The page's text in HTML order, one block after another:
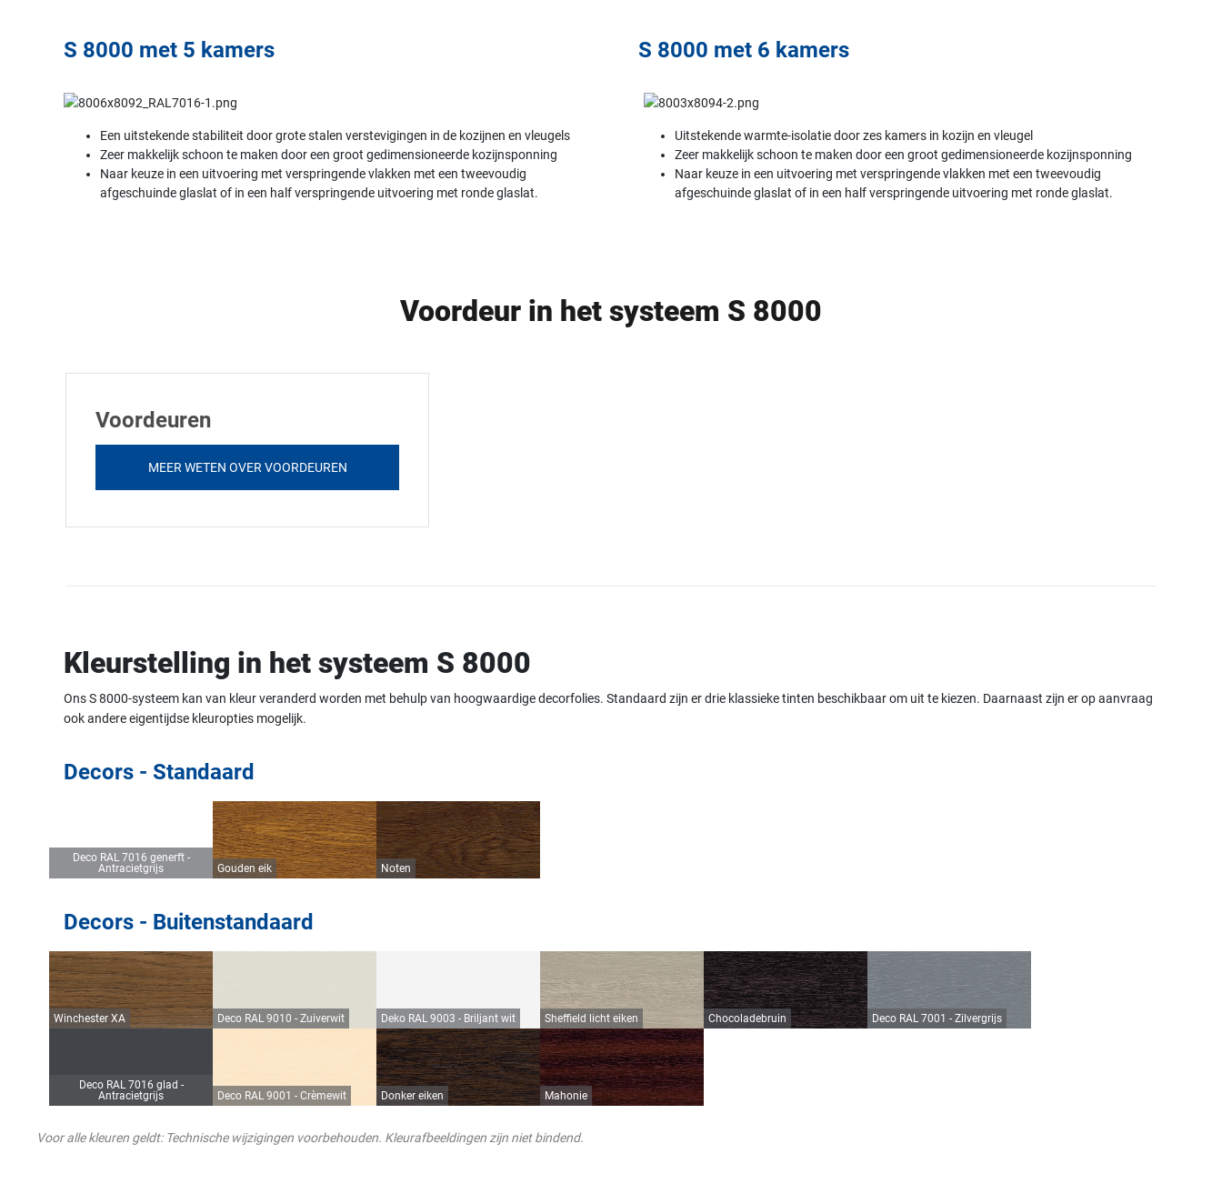
S 8000 met 5 kamers
Een uitstekende stabiliteit door grote stalen verstevigingen in de kozijnen en vleugels
Zeer makkelijk schoon te maken door een groot gedimensioneerde kozijnsponning
Naar keuze in een uitvoering met verspringende vlakken met een tweevoudig
afgeschuinde glaslat of in een half verspringende uitvoering met ronde glaslat.
S 8000 met 6 kamers
Uitstekende warmte-isolatie door zes kamers in kozijn en vleugel
Zeer makkelijk schoon te maken door een groot gedimensioneerde kozijnsponning
Naar keuze in een uitvoering met verspringende vlakken met een tweevoudig
afgeschuinde glaslat of in een half verspringende uitvoering met ronde glaslat.
Voordeur in het systeem S 8000
Voordeuren
MEER WETEN OVER VOORDEUREN
Kleurstelling in het systeem S 8000
Ons S 8000-systeem kan van kleur veranderd worden met behulp van hoogwaardige decorfolies. Standaard zijn er drie klassieke tinten beschikbaar om uit te kiezen. Daarnaast zijn er op aanvraag
ook andere eigentijdse kleuropties mogelijk.
Decors - Standaard
Deco RAL 7016 generft -
Antracietgrijs
Gouden eik Noten
Decors - Buitenstandaard
Winchester XA Deco RAL 9010 - Zuiverwit Deko RAL 9003 - Briljant wit Sheffield licht eiken Chocoladebruin Deco RAL 7001 - Zilvergrijs
Deco RAL 7016 glad -
Antracietgrijs
Deco RAL 9001 - Crèmewit Donker eiken Mahonie
Voor alle kleuren geldt: Technische wijzigingen voorbehouden. Kleurafbeeldingen zijn niet bindend.